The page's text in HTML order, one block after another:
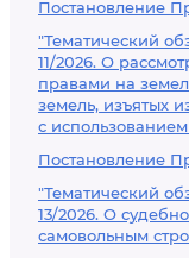
Постановление
"Тематический
11/2026. О
правами на
земель, изъятых
с использованием
Постановление
"Тематический
13/2026. О
самовольным